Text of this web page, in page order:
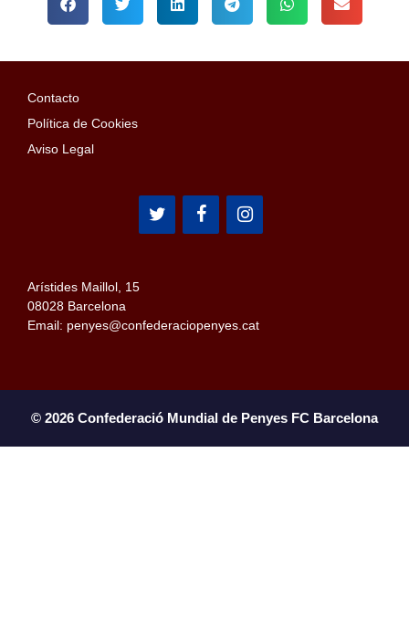
Contacto
Política de Cookies
Aviso Legal
Arístides Maillol, 15
08028 Barcelona
Email: penyes@confederaciopenyes.cat
© 2026 Confederació Mundial de Penyes FC Barcelona